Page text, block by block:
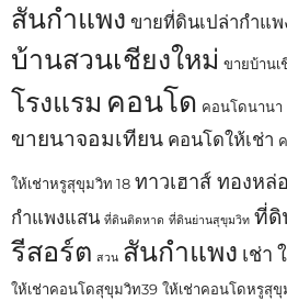
สันกำแพง ขายที่ดินเปล่ากำแ
บ้านสวนเชียงใหม่ ขายบ้านเ
โรงแรม คอนโด คอนโดนานา
ขายนาจอมเทียน คอนโดให้เช่า
ให้เช่าหรูสุขุมวิท 18 ทาวเฮาส์ ทองหล่อ
กำแพงแสน ที่ดินติดหาด ที่ดินย่านสุขุมวิท ที่ดิ
รีสอร์ต สวน สันกำแพง เช่า
ให้เช่าคอนโดสุขุมวิท39 ให้เช่าคอนโดหรูสุขุ